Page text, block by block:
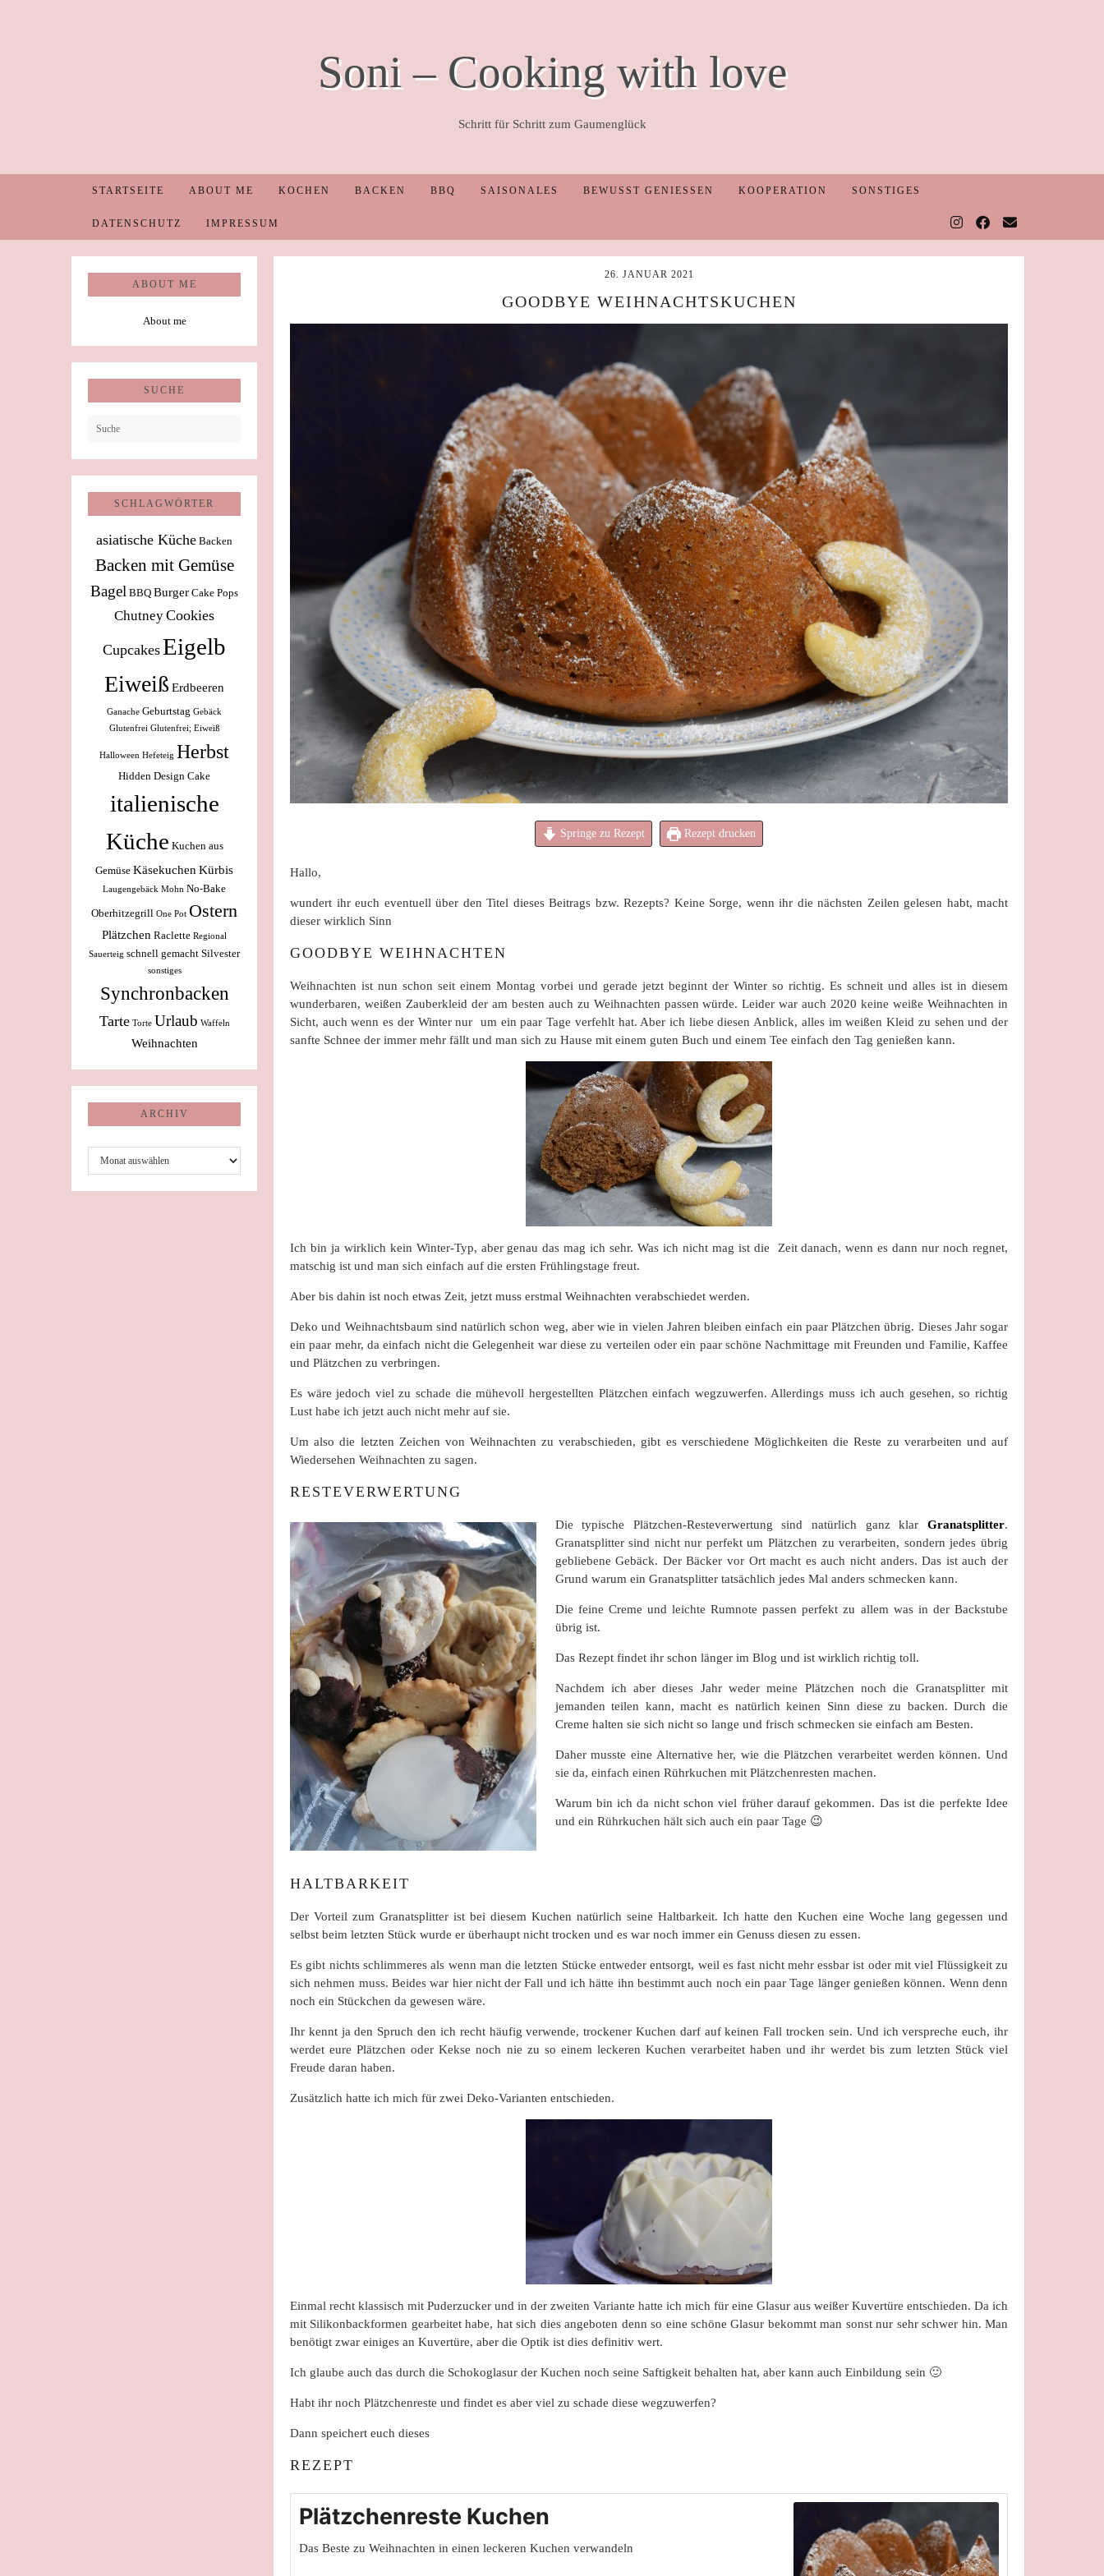
Soni – Cooking with love
Schritt für Schritt zum Gaumenglück
STARTSEITE ABOUT ME KOCHEN BACKEN BBQ SAISONALES BEWUSST GENIESSEN KOOPERATION SONSTIGES
DATENSCHUTZ IMPRESSUM
26. JANUAR 2021
GOODBYE WEIHNACHTSKUCHEN
Springe zu Rezept Rezept drucken
Hallo,
wundert ihr euch eventuell über den Titel dieses Beitrags bzw. Rezepts? Keine Sorge, wenn ihr die nächsten Zeilen gelesen habt, macht
dieser wirklich Sinn
GOODBYE WEIHNACHTEN
Weihnachten ist nun schon seit einem Montag vorbei und gerade jetzt beginnt der Winter so richtig. Es schneit und alles ist in diesem
wunderbaren, weißen Zauberkleid der am besten auch zu Weihnachten passen würde. Leider war auch 2020 keine weiße Weihnachten in
Sicht, auch wenn es der Winter nur um ein paar Tage verfehlt hat. Aber ich liebe diesen Anblick, alles im weißen Kleid zu sehen und der
sanfte Schnee der immer mehr fällt und man sich zu Hause mit einem guten Buch und einem Tee einfach den Tag genießen kann.
Ich bin ja wirklich kein Winter-Typ, aber genau das mag ich sehr. Was ich nicht mag ist die Zeit danach, wenn es dann nur noch regnet,
matschig ist und man sich einfach auf die ersten Frühlingstage freut.
Aber bis dahin ist noch etwas Zeit, jetzt muss erstmal Weihnachten verabschiedet werden.
Deko und Weihnachtsbaum sind natürlich schon weg, aber wie in vielen Jahren bleiben einfach ein paar Plätzchen übrig. Dieses Jahr sogar
ein paar mehr, da einfach nicht die Gelegenheit war diese zu verteilen oder ein paar schöne Nachmittage mit Freunden und Familie, Kaffee
und Plätzchen zu verbringen.
Es wäre jedoch viel zu schade die mühevoll hergestellten Plätzchen einfach wegzuwerfen. Allerdings muss ich auch gesehen, so richtig
Lust habe ich jetzt auch nicht mehr auf sie.
Um also die letzten Zeichen von Weihnachten zu verabschieden, gibt es verschiedene Möglichkeiten die Reste zu verarbeiten und auf
Wiedersehen Weihnachten zu sagen.
RESTEVERWERTUNG
Die typische Plätzchen-Resteverwertung sind natürlich ganz klar Granatsplitter.
Granatsplitter sind nicht nur perfekt um Plätzchen zu verarbeiten, sondern jedes übrig
gebliebene Gebäck. Der Bäcker vor Ort macht es auch nicht anders. Das ist auch der
Grund warum ein Granatsplitter tatsächlich jedes Mal anders schmecken kann.
Die feine Creme und leichte Rumnote passen perfekt zu allem was in der Backstube
übrig ist.
Das Rezept findet ihr schon länger im Blog und ist wirklich richtig toll.
Nachdem ich aber dieses Jahr weder meine Plätzchen noch die Granatsplitter mit
jemanden teilen kann, macht es natürlich keinen Sinn diese zu backen. Durch die
Creme halten sie sich nicht so lange und frisch schmecken sie einfach am Besten.
Daher musste eine Alternative her, wie die Plätzchen verarbeitet werden können. Und
sie da, einfach einen Rührkuchen mit Plätzchenresten machen.
Warum bin ich da nicht schon viel früher darauf gekommen. Das ist die perfekte Idee
und ein Rührkuchen hält sich auch ein paar Tage 😉
HALTBARKEIT
Der Vorteil zum Granatsplitter ist bei diesem Kuchen natürlich seine Haltbarkeit. Ich hatte den Kuchen eine Woche lang gegessen und
selbst beim letzten Stück wurde er überhaupt nicht trocken und es war noch immer ein Genuss diesen zu essen.
Es gibt nichts schlimmeres als wenn man die letzten Stücke entweder entsorgt, weil es fast nicht mehr essbar ist oder mit viel Flüssigkeit zu
sich nehmen muss. Beides war hier nicht der Fall und ich hätte ihn bestimmt auch noch ein paar Tage länger genießen können. Wenn denn
noch ein Stückchen da gewesen wäre.
Ihr kennt ja den Spruch den ich recht häufig verwende, trockener Kuchen darf auf keinen Fall trocken sein. Und ich verspreche euch, ihr
werdet eure Plätzchen oder Kekse noch nie zu so einem leckeren Kuchen verarbeitet haben und ihr werdet bis zum letzten Stück viel
Freude daran haben.
Zusätzlich hatte ich mich für zwei Deko-Varianten entschieden.
Einmal recht klassisch mit Puderzucker und in der zweiten Variante hatte ich mich für eine Glasur aus weißer Kuvertüre entschieden. Da ich
mit Silikonbackformen gearbeitet habe, hat sich dies angeboten denn so eine schöne Glasur bekommt man sonst nur sehr schwer hin. Man
benötigt zwar einiges an Kuvertüre, aber die Optik ist dies definitiv wert.
Ich glaube auch das durch die Schokoglasur der Kuchen noch seine Saftigkeit behalten hat, aber kann auch Einbildung sein 🙂
Habt ihr noch Plätzchenreste und findet es aber viel zu schade diese wegzuwerfen?
Dann speichert euch dieses
REZEPT
Plätzchenreste Kuchen
Das Beste zu Weihnachten in einen leckeren Kuchen verwandeln
ABOUT ME
About me
SUCHE
SCHLAGWÖRTER
asiatische Küche Backen
Backen mit Gemüse
Bagel BBQ Burger Cake Pops
ChutneyCookies
CupcakesEigelb
Eiweiß Erdbeeren
Ganache Geburtstag Gebäck
Glutenfrei Glutenfrei; Eiweiß
Halloween Hefeteig Herbst
Hidden Design Cake
italienische
Küche Kuchen aus
Gemüse Käsekuchen Kürbis
Laugengebäck Mohn No-Bake
Oberhitzegrill One Pot Ostern
Plätzchen Raclette Regional
Sauerteig schnell gemacht Silvester
sonstiges
Synchronbacken
Tarte Torte Urlaub Waffeln
Weihnachten
ARCHIV
Archiv